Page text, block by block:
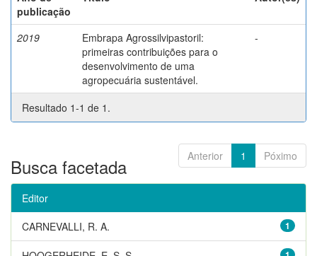
publicação
2019
Embrapa Agrossilvipastoril:
primeiras contribuições para o
desenvolvimento de uma
agropecuária sustentável.
-
Resultado 1-1 de 1.
Anterior 1 Póximo
Busca facetada
Editor
1
CARNEVALLI, R. A.